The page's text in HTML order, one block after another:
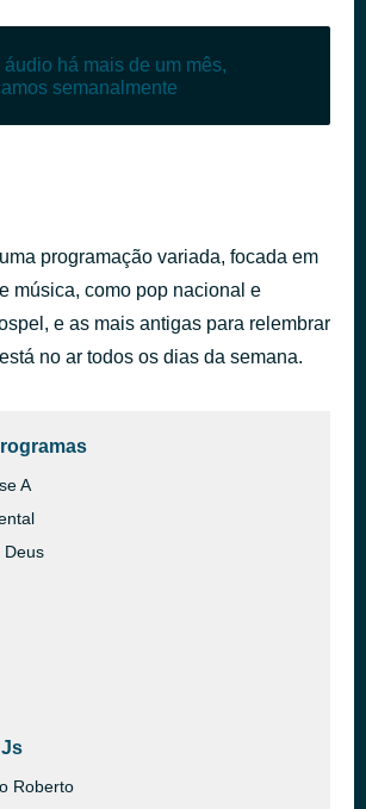
áudio há mais de um mês,
semanalmente
programação variada, focada em
música, como pop nacional e
e as mais antigas para relembrar
no ar todos os dias da semana.
A
Deus
Roberto